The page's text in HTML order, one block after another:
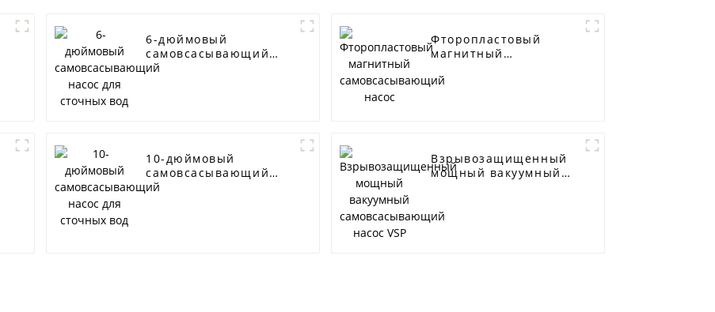
6-дюймовый
самовсасывающий
насос для сточных
Фторопластовый
магнитный
насос
10-дюймовый
самовсасывающий
насос для сточных
Взрывозащищенный
мощный вакуумный